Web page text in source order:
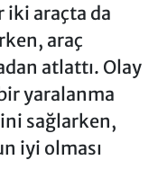
iki araçta da
araç
atlattı. Olay
yaralanma
sağlarken,
iyi olması